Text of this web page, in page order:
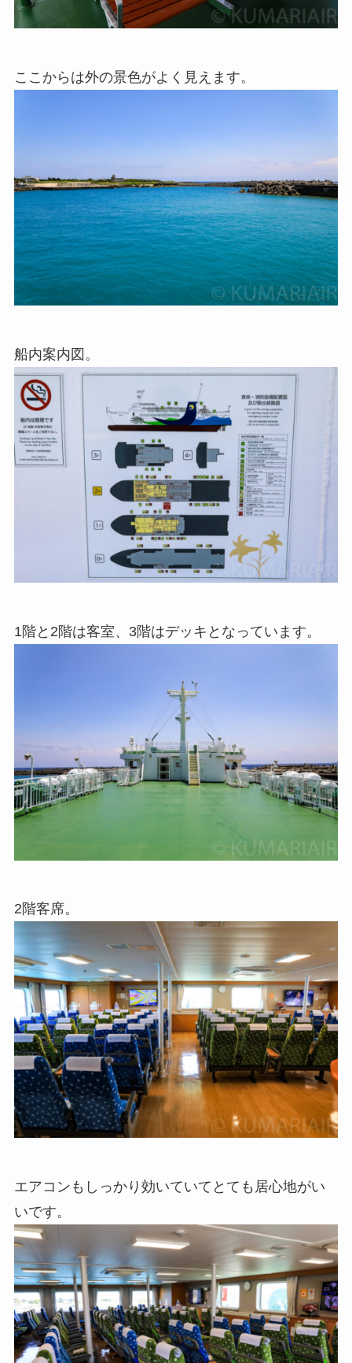
ここからは外の景色がよく見えます。
船内案内図。
1階と2階は客室、3階はデッキとなっています。
2階客席。
エアコンもしっかり効いていてとても居心地がい
いです。